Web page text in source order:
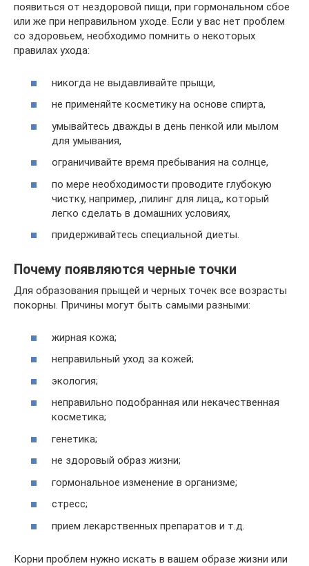
появиться от нездоровой пищи, при гормональном сбое
или же при неправильном уходе. Если у вас нет проблем
со здоровьем, необходимо помнить о некоторых
правилах ухода:
никогда не выдавливайте прыщи,
не применяйте косметику на основе спирта,
умывайтесь дважды в день пенкой или мылом
для умывания,
ограничивайте время пребывания на солнце,
по мере необходимости проводите глубокую
чистку, например, ,пилинг для лица,, который
легко сделать в домашних условиях,
придерживайтесь специальной диеты.
Почему появляются черные точки
Для образования прыщей и черных точек все возрасты
покорны. Причины могут быть самыми разными:
жирная кожа;
неправильный уход за кожей;
экология;
неправильно подобранная или некачественная
косметика;
генетика;
не здоровый образ жизни;
гормональное изменение в организме;
стресс;
прием лекарственных препаратов и т.д.
Корни проблем нужно искать в вашем образе жизни или